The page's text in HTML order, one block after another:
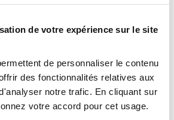
de votre expérience sur le site
de personnaliser le contenu
des fonctionnalités relatives aux
notre trafic. En cliquant sur
votre accord pour cet usage.
. Lors de l’entretien annuel, ces
viennent appuyer vos propos
quotidiennes, vous
un historique précieux qui
votre travail.